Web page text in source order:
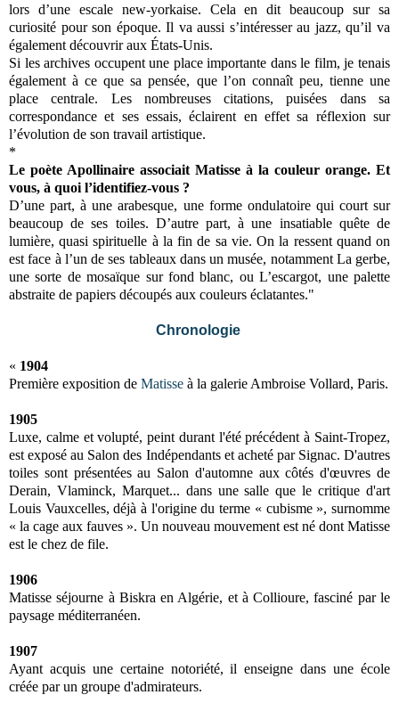
lors d’une escale new-yorkaise. Cela en dit beaucoup sur sa
curiosité pour son époque. Il va aussi s’intéresser au jazz, qu’il va
également découvrir aux États-Unis.
Si les archives occupent une place importante dans le film, je tenais
également à ce que sa pensée, que l’on connaît peu, tienne une
place centrale. Les nombreuses citations, puisées dans sa
correspondance et ses essais, éclairent en effet sa réflexion sur
l’évolution de son travail artistique.
*
Le poète Apollinaire associait Matisse à la couleur orange. Et
vous, à quoi l’identifiez-vous ?
D’une part, à une arabesque, une forme ondulatoire qui court sur
beaucoup de ses toiles. D’autre part, à une insatiable quête de
lumière, quasi spirituelle à la fin de sa vie. On la ressent quand on
est face à l’un de ses tableaux dans un musée, notamment La gerbe,
une sorte de mosaïque sur fond blanc, ou L’escargot, une palette
abstraite de papiers découpés aux couleurs éclatantes."
Chronologie
« 1904
Première exposition de Matisse à la galerie Ambroise Vollard, Paris.
1905
Luxe, calme et volupté, peint durant l'été précédent à Saint-Tropez,
est exposé au Salon des Indépendants et acheté par Signac. D'autres
toiles sont présentées au Salon d'automne aux côtés d'œuvres de
Derain, Vlaminck, Marquet... dans une salle que le critique d'art
Louis Vauxcelles, déjà à l'origine du terme « cubisme », surnomme
« la cage aux fauves ». Un nouveau mouvement est né dont Matisse
est le chez de file.
1906
Matisse séjourne à Biskra en Algérie, et à Collioure, fasciné par le
paysage méditerranéen.
1907
Ayant acquis une certaine notoriété, il enseigne dans une école
créée par un groupe d'admirateurs.